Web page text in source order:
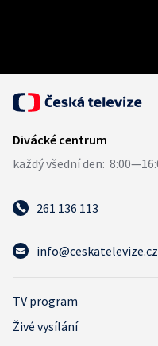
261 136 113
info@ceskatelevize.cz
TV program
Živé vysílání